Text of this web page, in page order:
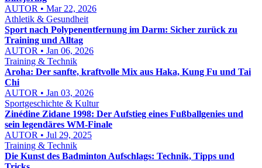
AUTOR • Mar 22, 2026
Athletik & Gesundheit
Sport nach Polypenentfernung im Darm: Sicher zurück zu
Training und Alltag
AUTOR • Jan 06, 2026
Training & Technik
Aroha: Der sanfte, kraftvolle Mix aus Haka, Kung Fu und Tai
Chi
AUTOR • Jan 03, 2026
Sportgeschichte & Kultur
Zinédine Zidane 1998: Der Aufstieg eines Fußballgenies und
sein legendäres WM-Finale
AUTOR • Jul 29, 2025
Training & Technik
Die Kunst des Badminton Aufschlags: Technik, Tipps und